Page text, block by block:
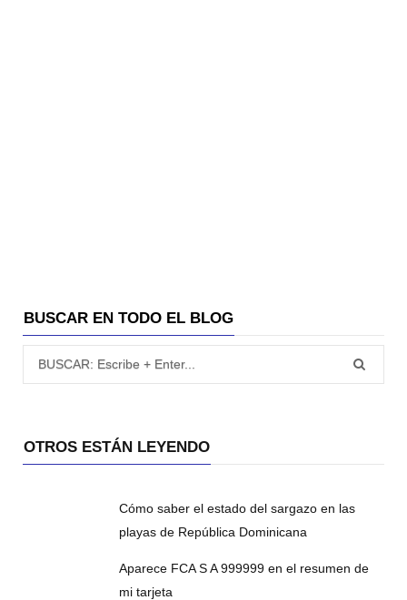
BUSCAR EN TODO EL BLOG
OTROS ESTÁN LEYENDO
Cómo saber el estado del sargazo en las
playas de República Dominicana
Aparece FCA S A 999999 en el resumen de
mi tarjeta